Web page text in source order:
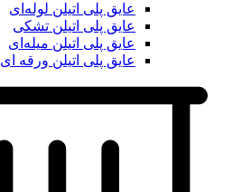
عایق پلی اتیلن لوله‌ای
عایق پلی اتیلن تشکی
عایق پلی اتیلن میله‌ای
عایق پلی اتیلن ورقه ای